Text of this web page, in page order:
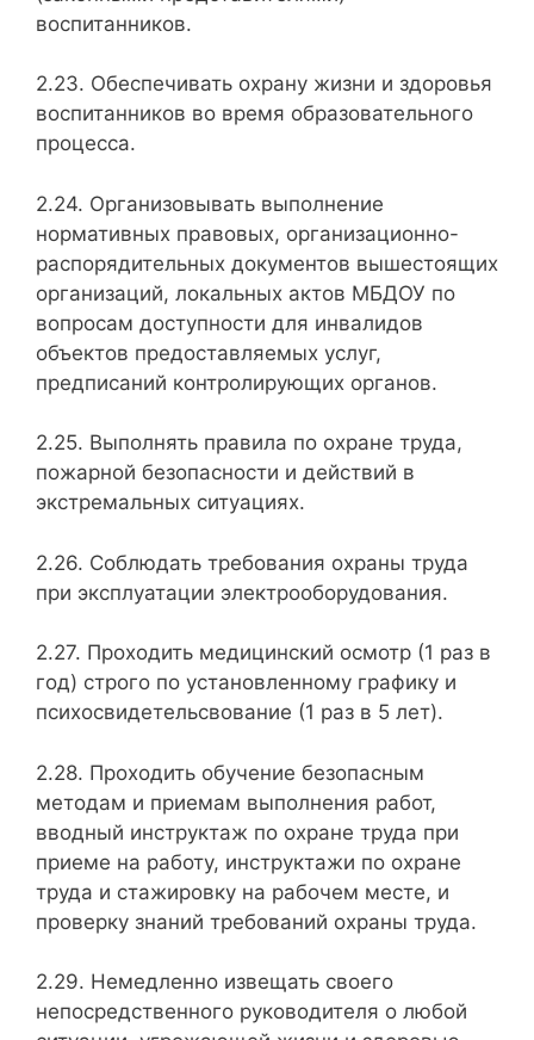
воспитанников.
2.23. Обеспечивать охрану жизни и здоровья
воспитанников во время образовательного
процесса.
2.24. Организовывать выполнение
нормативных правовых, организационно-
распорядительных документов вышестоящих
организаций, локальных актов МБДОУ по
вопросам доступности для инвалидов
объектов предоставляемых услуг,
предписаний контролирующих органов.
2.25. Выполнять правила по охране труда,
пожарной безопасности и действий в
экстремальных ситуациях.
2.26. Соблюдать требования охраны труда
при эксплуатации электрооборудования.
2.27. Проходить медицинский осмотр (1 раз в
год) строго по установлен­ному графику и
психосвидетельсвование (1 раз в 5 лет).
2.28. Проходить обучение безопасным
методам и приемам выполнения работ,
вводный инструктаж по охране труда при
приеме на работу, инструктажи по охране
труда и стажировку на рабочем месте, и
проверку знаний требований охраны труда.
2.29. Немедленно извещать своего
непосредственного руководителя о любой